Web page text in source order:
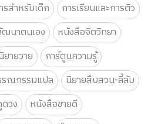
สำหรับเด็ก
การเรียนและการติว
นาตนเอง
หนังสือจิตวิทยา
ยายวาย
การ์ตูนความรู้
รณกรรมแปล
นิยายสืบสวน-ลี้ลับ
วง
หนังสือขายดี